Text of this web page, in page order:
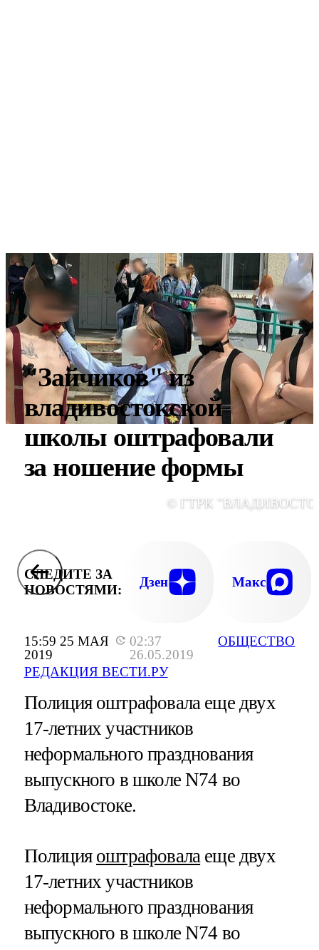
15:59 25 МАЯ
2019
02:37
26.05.2019
РЕДАКЦИЯ ВЕСТИ.РУ
ОБЩЕСТВО
"Зайчиков" из
владивостокской
школы оштрафовали
за ношение формы
© ГТРК
СЛЕДИТЕ ЗА
НОВОСТЯМИ:
Дзен Макс
Полиция оштрафовала еще двух
17-летних участников
неформального празднования
выпускного в школе N74 во
Владивостоке.
Полиция оштрафовалаеще двух
17-летних участников
неформального празднования
выпускного в школе N74 во